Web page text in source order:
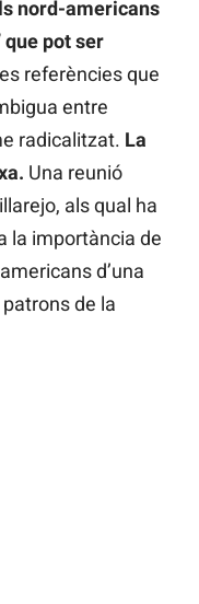
nord-americans
que pot ser
referències que
entre
radicalitzat. La
Una reunió
als qual ha
la importància de
d’una
de la